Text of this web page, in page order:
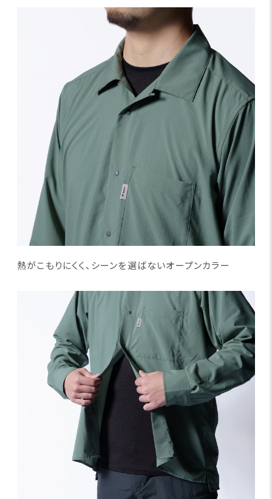
熱がこもりにくく、シーンを選ばないオープンカラー